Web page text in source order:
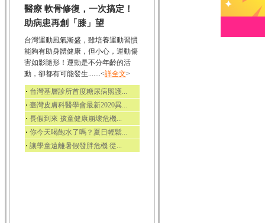
醫療 軟骨修復，一次搞定！
助病患再創「膝」望
台灣運動風氣漸盛，雖培養運動習慣
能夠有助身體健康，但小心，運動傷
害如影隨形！運動是不分年齡的活
動，卻都有可能發生.......<詳全文>
‧ 台灣基層診所首度糖尿病照護...
‧ 臺灣皮膚科醫學會最新2020異...
‧ 長假到來 孩童健康崩壞危機...
‧ 你今天喝飽水了嗎？夏日輕鬆...
‧ 讓學童遠離暑假發胖危機 從...